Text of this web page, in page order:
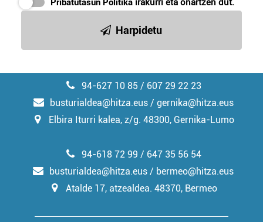
Pribatutasun Politika irakurri eta onartzen dut.
Harpidetu
94-627 10 85 / 607 29 22 23
busturialdea@hitza.eus / gernika@hitza.eus
Elbira Iturri kalea, z/g. 48300, Gernika-Lumo
94-618 72 99 / 647 35 56 54
busturialdea@hitza.eus / bermeo@hitza.eus
Atalde 17, atzealdea. 48370, Bermeo